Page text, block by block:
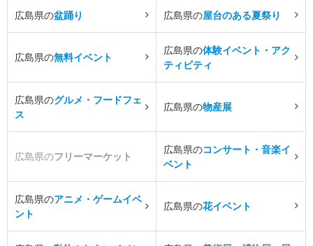
広島県の盆踊り 広島県の屋台のある夏祭り
広島県の無料イベント
広島県の体験イベント・アク
ティビティ
広島県のグルメ・フードフェ
ス
広島県の物産展
広島県のフリーマーケット
広島県のコンサート・音楽イ
ベント
広島県のアニメ・ゲームイベ
ント
広島県の花イベント